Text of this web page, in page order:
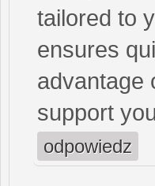
tailored to
ensures
advantage
support
odpowiedz